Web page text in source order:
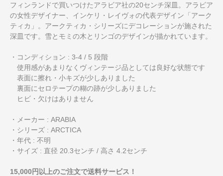
フィンランドで買いつけたアラビア社の20センチ深皿。アラビア
の女性デザイナー、インケリ・レイヴォの代表デザイン「アーク
ティカ」。アークティカ・シリーズにデコレーションが施された
深皿です。雪とモミの木とリンゴのデザインが描かれています。
・コンディション : 3-4 / 5 段階
使用感があまりなくヴィンテージ品としては良好な状態です
表面に擦れ・小キズが少しありました
裏面にセロテープの糊の跡が少しありました
ヒビ・欠けはありません
・メーカー : ARABIA
・シリーズ : ARCTICA
・年代 : 不明
・サイズ : 直径 20.3センチ / 高さ 4.2センチ
15,000円以上のご注文で送料サービス！